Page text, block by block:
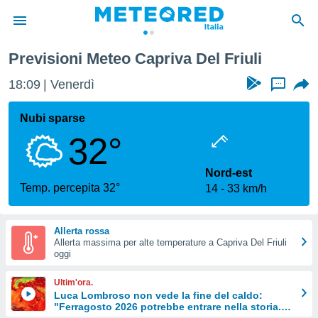
di
per
le
di
Web
le
Previsioni Meteo Capriva Del Friuli
18:09 Venerdì ...
Nubi sparse
32°
Temp. percepita 32°
Nord-est
14
33 km/h
Allerta rossa
Allerta massima per alte temperature a Capriva Del Friuli
oggi
Ultim'ora.
Luca Lombroso non vede la fine del caldo:
"Ferragosto 2026 potrebbe entrare nella storia.